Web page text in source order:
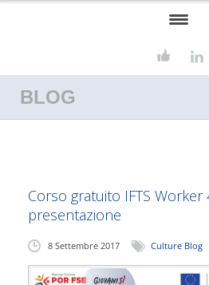
ASSOSERVIZI
CONSULENZA AZIENDALE
EUROPROGETTAZIONE
CONTATTI
BLOG
Corso gratuito IFTS Worker
presentazione
8 Settembre 2017 Culture Blog